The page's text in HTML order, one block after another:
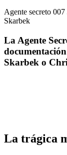
Agente secreto
Skarbek
La Agente
Skarbek o
La trágica